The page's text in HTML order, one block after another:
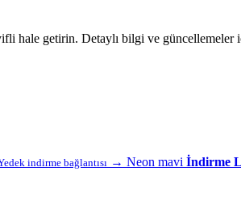
hale getirin. Detaylı bilgi ve
indirme bağlantısı → Neon mavi İndirme